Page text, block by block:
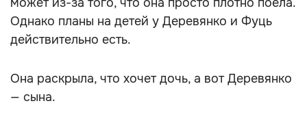
Однако планы на детей у Деревянко и Фуць
действительно есть.
Она раскрыла, что хочет дочь, а вот Деревянко
— сына.